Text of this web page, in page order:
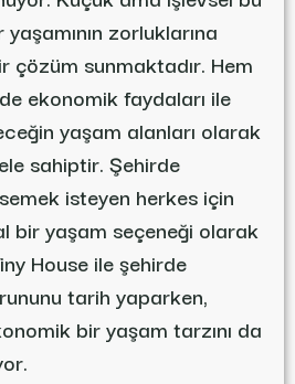
zorluklarına
çözüm sunmaktadır. Hem
ekonomik faydaları ile
yaşam alanları olarak
sahiptir. Şehirde
isteyen herkes için
bir yaşam seçeneği olarak
House ile şehirde
tarih yaparken,
bir yaşam tarzını da